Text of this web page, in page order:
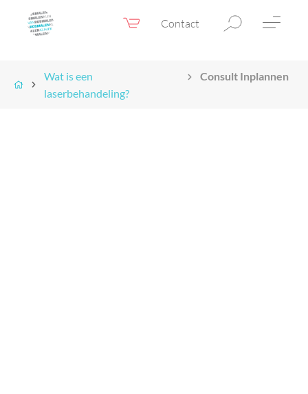
Contact
Webshop NL
Fillers & Botox
Wat is een
laserbehandeling?
Consult Inplannen